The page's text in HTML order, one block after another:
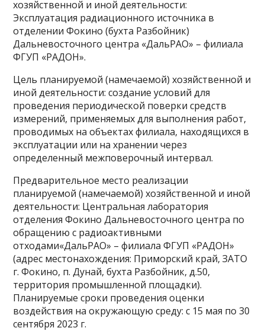
хозяйственной и иной деятельности:
Эксплуатация радиационного источника в
отделении Фокино (бухта Разбойник)
Дальневосточного центра «ДальРАО» – филиала
ФГУП «РАДОН».
Цель планируемой (намечаемой) хозяйственной и
иной деятельности: создание условий для
проведения периодической поверки средств
измерений, применяемых для выполнения работ,
проводимых на объектах филиала, находящихся в
эксплуатации или на хранении через
определенный межповерочный интервал.
Предварительное место реализации
планируемой (намечаемой) хозяйственной и иной
деятельности: Центральная лаборатория
отделения Фокино Дальневосточного центра по
обращению с радиоактивными
отходами«ДальРАО» – филиала ФГУП «РАДОН»
(адрес местонахождения: Приморский край, ЗАТО
г. Фокино, п. Дунай, бухта Разбойник, д.50,
территория промышленной площадки).
Планируемые сроки проведения оценки
воздействия на окружающую среду: с 15 мая по 30
сентября 2023 г.